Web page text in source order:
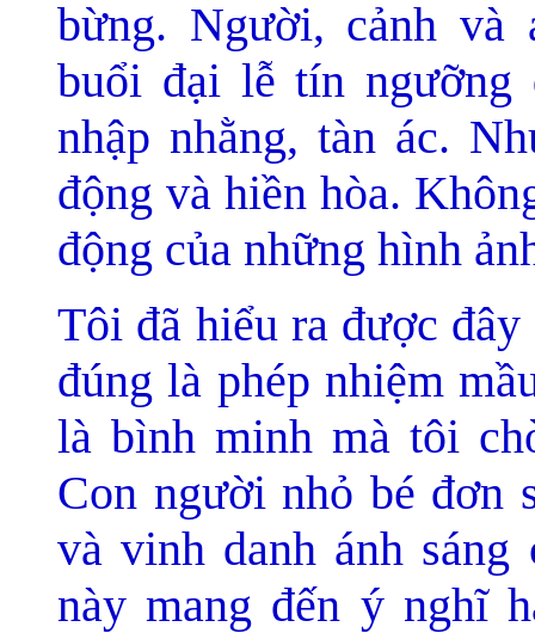
bừng. Người, cảnh và
buổi đại lễ tín
nhập nhằng, tàn ác.
động và hiền hòa.
động của những hình
Tôi đã hiểu ra được
đúng là phép nhiệm
là bình minh mà tôi
Con người nhỏ bé đơn
và vinh danh ánh
này mang đến ý nghĩ